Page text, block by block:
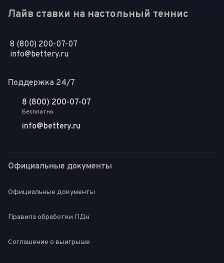
Лайв ставки на настольный теннис
8 (800) 200-07-07
info@bettery.ru
Поддержка 24/7
8 (800) 200-07-07
Бесплатно
info@bettery.ru
Официальные документы
Официальные документы
Правила обработки ПДн
Соглашение о выигрыше